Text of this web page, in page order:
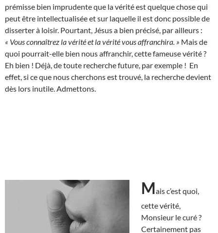
prémisse bien imprudente que la vérité est quelque chose qui
peut être intellectualisée et sur laquelle il est donc possible de
disserter à loisir. Pourtant, Jésus a bien précisé, par ailleurs :
« Vous connaîtrez la vérité et la vérité vous affranchira. » Mais de
quoi pourrait-elle bien nous affranchir, cette fameuse vérité ?
Eh bien ! Déjà, de toute recherche future, par exemple ! En
effet, si ce que nous cherchons est trouvé, la recherche devient
dès lors inutile. Admettons.
Mais c’est quoi,
cette vérité,
Monsieur le curé ?
Certainement pas